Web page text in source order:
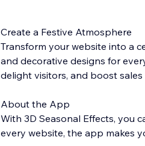
Create a Festive Atmosphere
Transform your website into a
and decorative designs for
delight visitors, and boost sales
About the App
With 3D Seasonal Effects, you
every website, the app makes